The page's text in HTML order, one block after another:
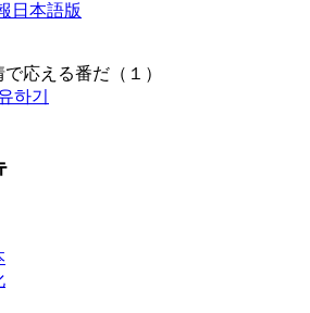
日本語版
応える番だ（１）
하기